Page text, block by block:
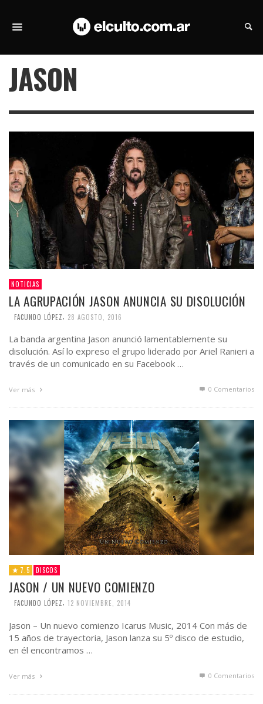
JASON
NOTICIAS
LA AGRUPACIÓN JASON ANUNCIA SU DISOLUCIÓN
FACUNDO LÓPEZ 28 AGOSTO, 2016
La banda argentina Jason anunció lamentablemente su
disolución. Así lo expreso el grupo liderado por Ariel Ranieri a
través de un comunicado en su Facebook …
Ver más 0 Comentarios
7.5 DISCOS
JASON / UN NUEVO COMIENZO
FACUNDO LÓPEZ, 12 NOVIEMBRE, 2014
Jason – Un nuevo comienzo Icarus Music, 2014 Con más de
15 años de trayectoria, Jason lanza su 5º disco de estudio,
en él encontramos …
Ver más 0 Comentarios